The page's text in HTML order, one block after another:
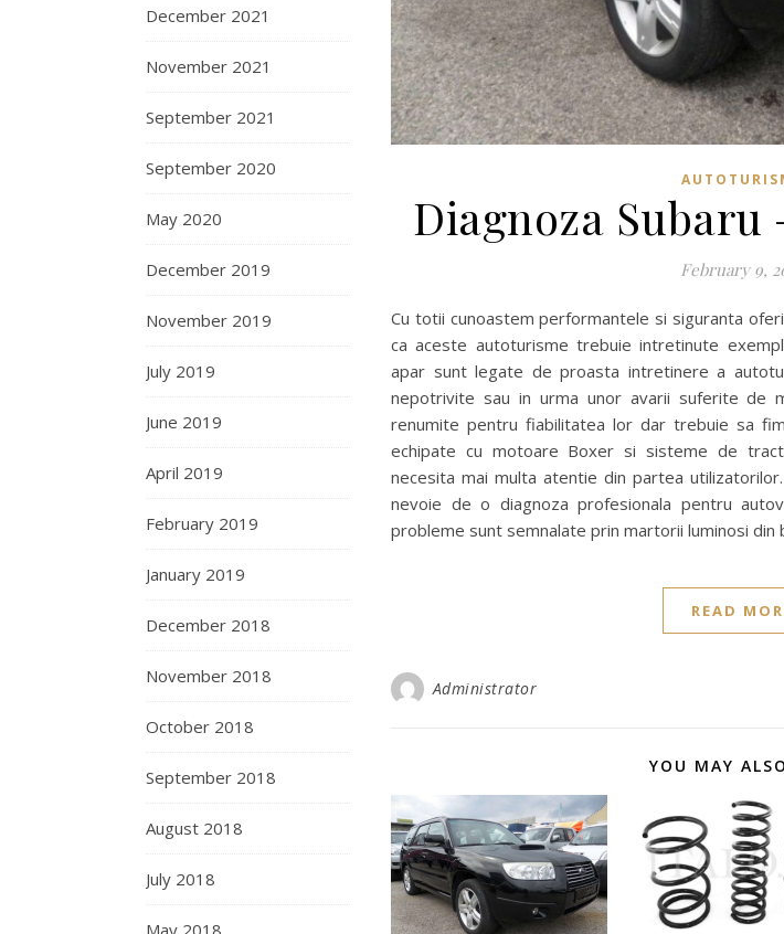
December 2021
November 2021
September 2021
September 2020
May 2020
December 2019
November 2019
July 2019
June 2019
April 2019
February 2019
January 2019
December 2018
November 2018
October 2018
September 2018
August 2018
July 2018
May 2018
Diagnoza Subaru
February 9,
Cu totii cunoastem performantele si siguranta
ca aceste autoturisme trebuie intretinute
apar sunt legate de proasta intretinere a
nepotrivite sau in urma unor avarii suferite de
renumite pentru fiabilitatea lor dar trebuie sa
echipate cu motoare Boxer si sisteme de
necesita mai multa atentie din partea
nevoie de o diagnoza profesionala pentru
probleme sunt semnalate prin martorii luminosi din
READ
Administrator
YOU MAY